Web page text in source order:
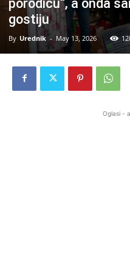
porodicu“, a onda
gostiju
By Urednik - May 13, 2026
Oglasi -